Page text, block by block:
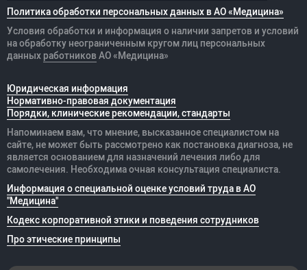
Политика обработки персональных данных в АО «Медицина»
Условия обработки и информация о наличии запретов и условий
на обработку неограниченным кругом лиц персональных
данных работников АО «Медицина»
Юридическая информация
Нормативно-правовая документация
Порядки, клинические рекомендации, стандарты
Напоминаем вам, что мнение, высказанное специалистом на
сайте, не может быть рассмотрено как постановка диагноза, не
является основанием для назначений лечения либо для
самолечения. Необходима очная консультация специалиста.
Информация о специальной оценке условий труда в АО
"Медицина"
Кодекс корпоративной этики и поведения сотрудников
Про этические принципы